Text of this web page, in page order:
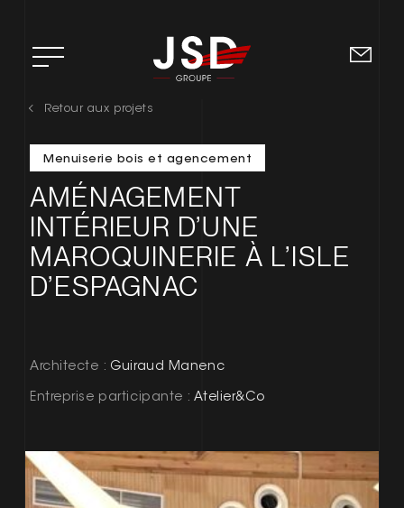
ACCUEIL
L’ENTREPRISE
DOMAINES D’EXPERTISE
RSE
CONTACT
Retour aux projets
Menuiserie bois et agencement
AMÉNAGEMENT
INTÉRIEUR D’UNE
MAROQUINERIE À L’ISLE
D’ESPAGNAC
Architecte : Guiraud Manenc
Entreprise participante : Atelier&Co